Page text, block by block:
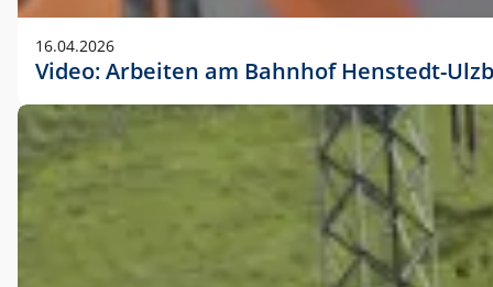
16.04.2026
Video: Arbeiten am Bahnhof Henstedt-